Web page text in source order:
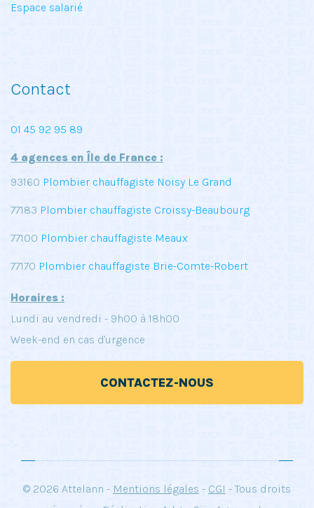
Espace salarié
Contact
01 45 92 95 89
4 agences en Île de France :
93160 Plombier chauffagiste Noisy Le Grand
77183 Plombier chauffagiste Croissy-Beaubourg
77100 Plombier chauffagiste Meaux
77170 Plombier chauffagiste Brie-Comte-Robert
Horaires :
Lundi au vendredi - 9h00 à 18h00
Week-end en cas d'urgence
CONTACTEZ-NOUS
© 2026 Attelann - Mentions légales - CGI - Tous droits